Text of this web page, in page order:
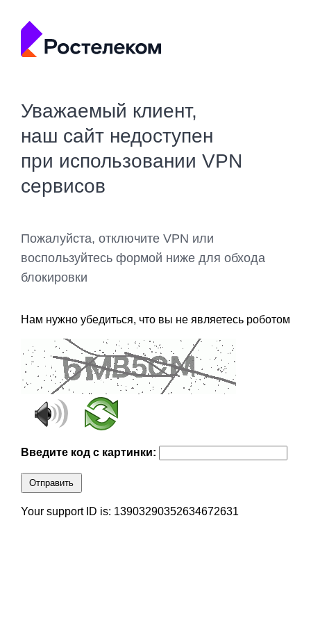
Уважаемый клиент,
наш сайт недоступен
при использовании VPN
сервисов
Пожалуйста, отключите VPN или
воспользуйтесь формой ниже для обхода
блокировки
Нам нужно убедиться, что вы не являетесь роботом
Введите код с картинки:
Отправить
Your support ID is: 13903290352634672631